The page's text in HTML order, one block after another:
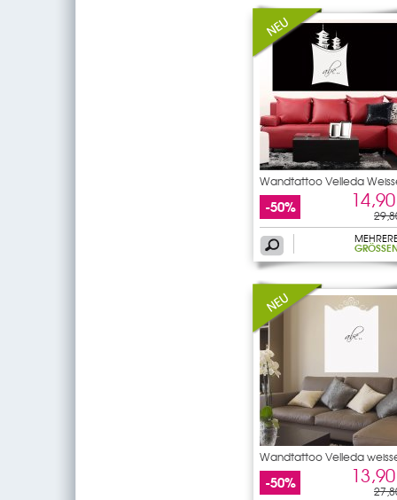
Wandtattoo Velleda
-50%
GRÖSSEN
Wandtattoo Velleda
-50%